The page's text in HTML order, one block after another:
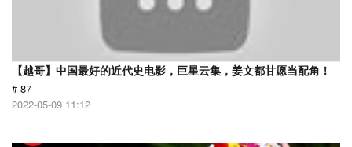
【越哥】中国最好的近代史电影，巨星云集，姜文都甘愿当配角！
# 87
2022-05-09 11:12